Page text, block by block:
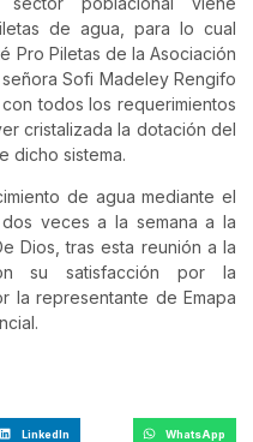
de agua, para lo cual
Pro Piletas de la Asociación
Sofi Madeley Rengifo
todos los requerimientos
cristalizada la dotación del
dicho sistema.
de agua mediante el
veces a la semana a la
Dios, tras esta reunión a la
su satisfacción por la
la representante de Emapa
LinkedIn WhatsApp